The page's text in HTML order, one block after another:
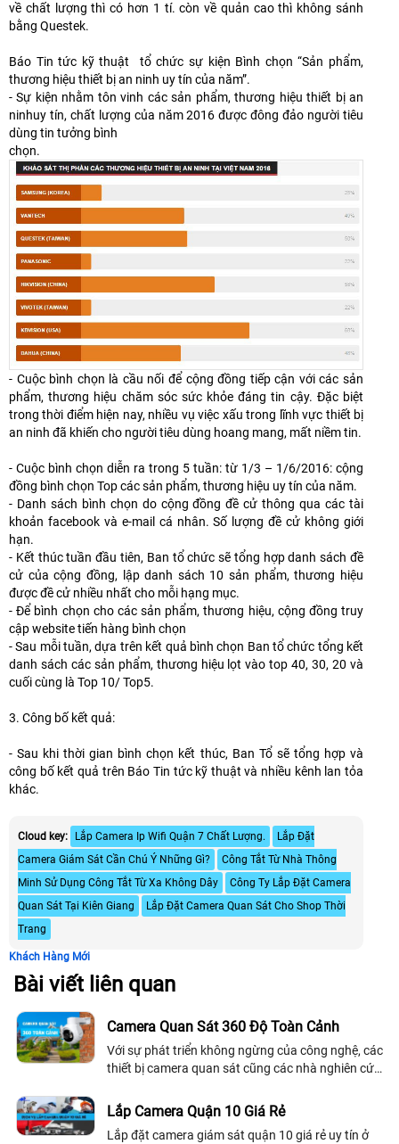
về chất lượng thì có hơn 1 tí. còn về quản cao thì không sánh
bằng Questek.
Báo Tin tức kỹ thuật tổ chức sự kiện Bình chọn “Sản phẩm,
thương hiệu thiết bị an ninh uy tín của năm”.
- Sự kiện nhằm tôn vinh các sản phẩm, thương hiệu thiết bị an
ninhuy tín, chất lượng của năm 2016 được đông đảo người tiêu
dùng tin tưởng bình
chọn.
- Cuộc bình chọn là cầu nối để cộng đồng tiếp cận với các sản
phẩm, thương hiệu chăm sóc sức khỏe đáng tin cậy. Đặc biệt
trong thời điểm hiện nay, nhiều vụ việc xấu trong lĩnh vực thiết bị
an ninh đã khiến cho người tiêu dùng hoang mang, mất niềm tin.
- Cuộc bình chọn diễn ra trong 5 tuần: từ 1/3 – 1/6/2016: cộng
đồng bình chọn Top các sản phẩm, thương hiệu uy tín của năm.
- Danh sách bình chọn do cộng đồng đề cử thông qua các tài
khoản facebook và e-mail cá nhân. Số lượng đề cử không giới
hạn.
- Kết thúc tuần đầu tiên, Ban tổ chức sẽ tổng hợp danh sách đề
cử của cộng đồng, lập danh sách 10 sản phẩm, thương hiệu
được đề cử nhiều nhất cho mỗi hạng mục.
- Để bình chọn cho các sản phẩm, thương hiệu, cộng đồng truy
cập website tiến hàng bình chọn
- Sau mỗi tuần, dựa trên kết quả bình chọn Ban tổ chức tổng kết
danh sách các sản phẩm, thương hiệu lọt vào top 40, 30, 20 và
cuối cùng là Top 10/ Top5.
3. Công bố kết quả:
- Sau khi thời gian bình chọn kết thúc, Ban Tổ sẽ tổng hợp và
công bố kết quả trên Báo Tin tức kỹ thuật và nhiều kênh lan tỏa
khác.
Cloud key: Lắp Camera Ip Wifi Quận 7 Chất Lượng.
Lắp Đặt
Camera Giám Sát Cần Chú Ý Những Gì?
Công Tắt Từ Nhà Thông
Minh Sử Dụng Công Tắt Từ Xa Không Dây
Công Ty Lắp Đặt Camera
Quan Sát Tại Kiên Giang
Lắp Đặt Camera Quan Sát Cho Shop Thời
Trang
Khách Hàng Mới
Bài viết liên quan
Camera Quan Sát 360 Độ Toàn Cảnh
Với sự phát triển không ngừng của công nghệ, các
thiết bị camera quan sát cũng các nhà nghiên cứu
Camera quan sát 360 độ toàn cảnh...
Lắp Camera Quận 10 Giá Rẻ
Lắp đặt camera giám sát quận 10 giá rẻ uy tín ở